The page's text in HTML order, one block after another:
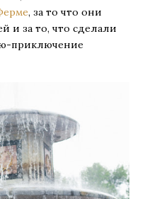
, за то что они
и за то, что сделали
приключение